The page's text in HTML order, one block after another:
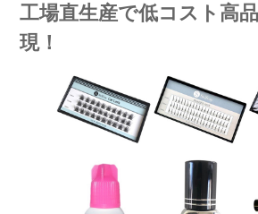
工場直生産で低コスト高
現！